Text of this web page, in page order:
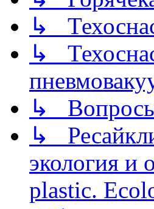
↳
↳
↳ Вопросы
↳
экология и
plastic.